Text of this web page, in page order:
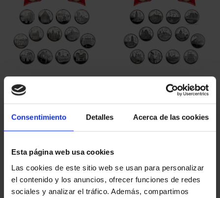
Consentimiento Detalles Acerca de las cookies
Esta página web usa cookies
Las cookies de este sitio web se usan para personalizar
el contenido y los anuncios, ofrecer funciones de redes
sociales y analizar el tráfico. Además, compartimos
PROVINCIA 1
949,00 €
Sólo para usuarios
SUSCRIPCIÓN
CAPITALES DE
PROVINCIA 2
949,00 €
Sólo para usuarios